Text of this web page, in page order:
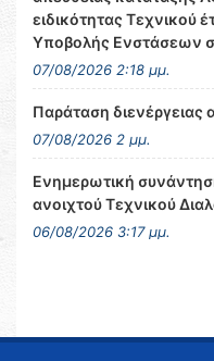
ειδικότητας Τεχνικού
Υποβολής Ενστάσεων
07/08/2026 2:18 μμ.
Παράταση διενέργειας
07/08/2026 2 μμ.
Ενημερωτική
ανοιχτού Τεχνικού
06/08/2026 3:17 μμ.